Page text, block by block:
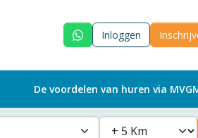
Inloggen
De voordelen van huren via